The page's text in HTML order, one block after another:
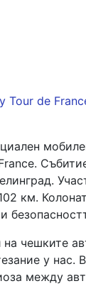
Tour de
км.
на чешките
у нас.
между